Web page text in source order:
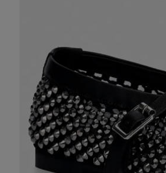
HOROSCOP
Marte în Rac până pe 28
septembrie. Șapte